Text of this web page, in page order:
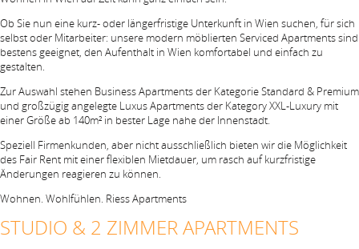
Ob Sie nun eine kurz- oder längerfristige Unterkunft in Wien suchen, für sich
selbst oder Mitarbeiter: unsere modern möblierten Serviced Apartments sind
bestens geeignet, den Aufenthalt in Wien komfortabel und einfach zu
gestalten.
Zur Auswahl stehen Business Apartments der Kategorie Standard & Premium
und großzügig angelegte Luxus Apartments der Kategory XXL-Luxury mit
einer Größe ab 140m² in bester Lage nahe der Innenstadt.
Speziell Firmenkunden, aber nicht ausschließlich bieten wir die Möglichkeit
des Fair Rent mit einer flexiblen Mietdauer, um rasch auf kurzfristige
Änderungen reagieren zu können.
Wohnen. Wohlfühlen. Riess Apartments
STUDIO & 2 ZIMMER APARTMENTS